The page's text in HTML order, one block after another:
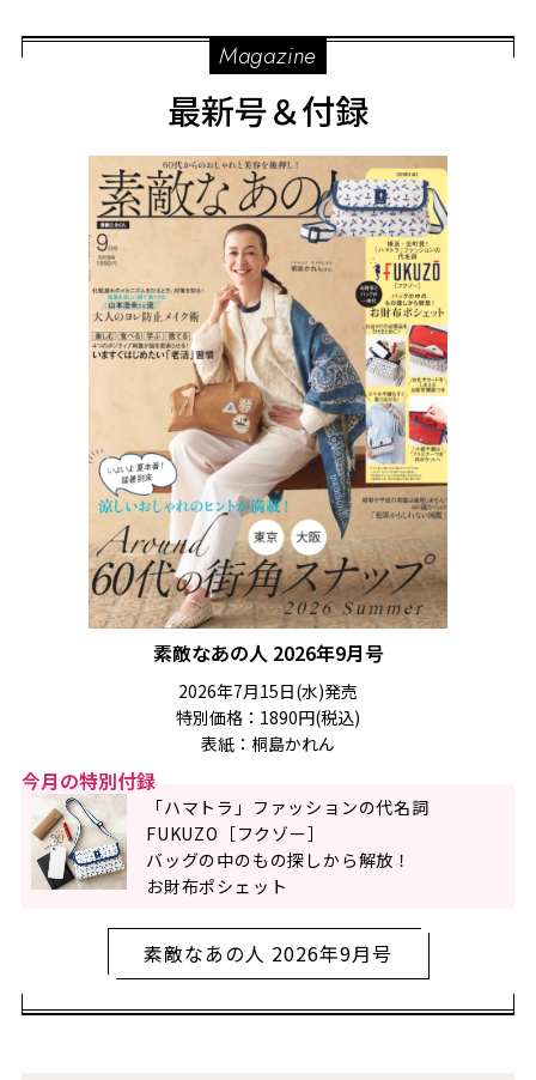
Magazine
最新号＆付録
素敵なあの人 2026年9月号
2026年7月15日(水)発売
特別価格：1890円(税込)
表紙：桐島かれん
今月の特別付録
「ハマトラ」ファッションの代名詞
FUKUZO［フクゾー］
バッグの中のもの探しから解放！
お財布ポシェット
素敵なあの人 2026年9月号